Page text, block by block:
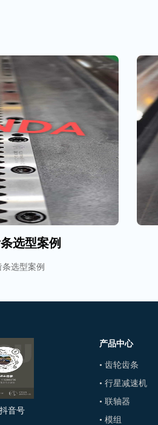
选型案例
选型案例
音号
产品中心
• 齿轮齿条
• 行星减速机
• 联轴器
• 模组